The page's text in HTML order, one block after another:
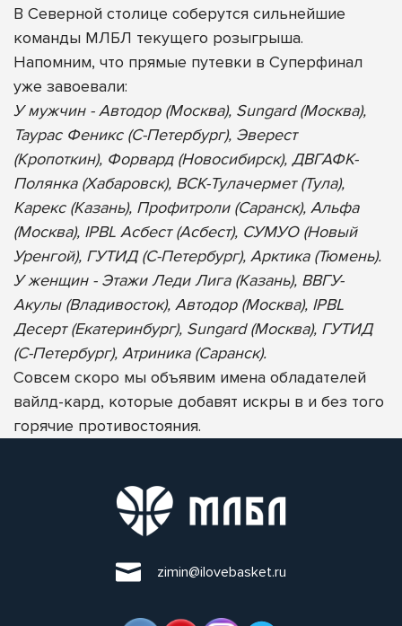
В Северной столице соберутся сильнейшие
команды МЛБЛ текущего розыгрыша.
Напомним, что прямые путевки в Суперфинал
уже завоевали:
У мужчин - Автодор (Москва), Sungard (Москва),
Таурас Феникс (С-Петербург), Эверест
(Кропоткин), Форвард (Новосибирск), ДВГАФК-
Полянка (Хабаровск), ВСК-Тулачермет (Тула),
Карекс (Казань), Профитроли (Саранск), Альфа
(Москва), IPBL Асбест (Асбест), СУМУО (Новый
Уренгой), ГУТИД (С-Петербург), Арктика (Тюмень).
У женщин - Этажи Леди Лига (Казань), ВВГУ-
Акулы (Владивосток), Автодор (Москва), IPBL
Десерт (Екатеринбург), Sungard (Москва), ГУТИД
(С-Петербург), Атриника (Саранск).
Совсем скоро мы объявим имена обладателей
вайлд-кард, которые добавят искры в и без того
горячие противостояния.
zimin@ilovebasket.ru